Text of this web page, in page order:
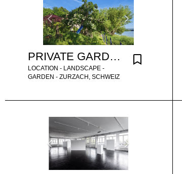
PRIVATE GARDEN IN AARGAU
LOCATION - LANDSCAPE -
GARDEN - ZURZACH, SCHWEIZ